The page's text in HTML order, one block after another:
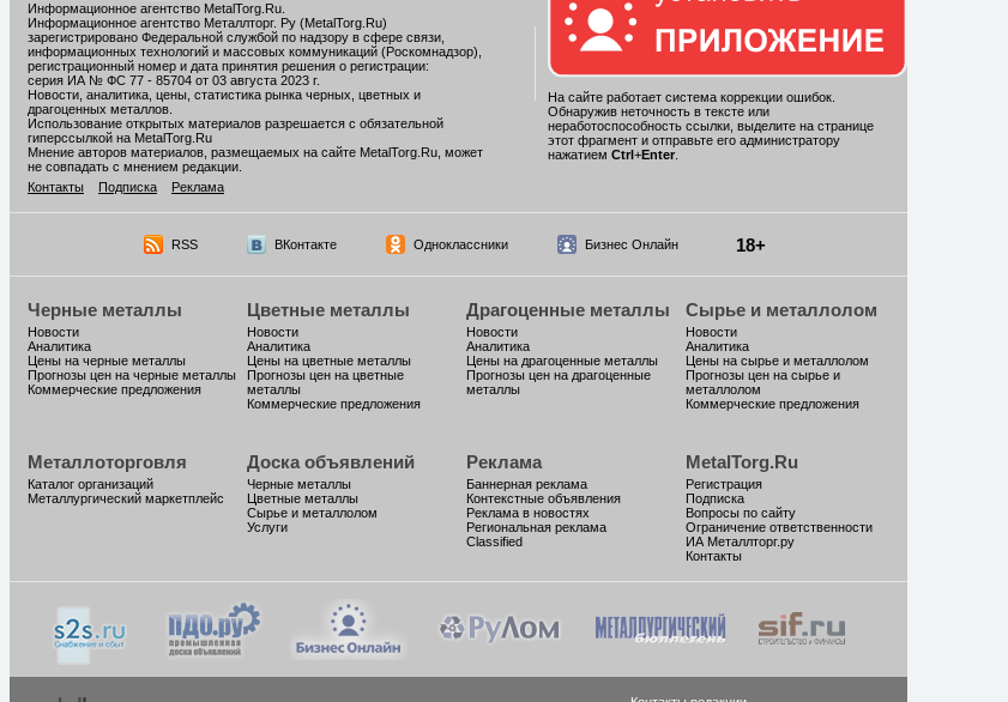
Информационное агентство MetalTorg.Ru
Информационное агентство Металлторг. Ру (MetalTorg.Ru)
зарегистрировано Федеральной службой по надзору в сфере связи,
информационных технологий и массовых коммуникаций (Роскомнадзор),
регистрационный номер и дата принятия решения о регистрации:
серия ИА № ФС 77 - 85704 от 03 августа 2023 г.
Новости, аналитика, цены, статистика рынка черных, цветных и
драгоценных металлов.
Использование открытых материалов разрешается с обязательной
гиперссылкой на MetalTorg.Ru
Мнение авторов материалов, размещаемых на сайте MetalTorg.Ru, может
не совпадать с мнением редакции.
Контакты
Подписка Реклама
На сайте работает система коррекции ошибок.
Обнаружив неточность в тексте или
неработоспособность ссылки, выделите на странице
этот фрагмент и отправьте его администратору
нажатием Ctrl +Enter.
RSS ВКонтакте Одноклассники Бизнес Онлайн 18+
Черные металлы
Новости
Аналитика
Цены на черные металлы
Прогнозы цен на черные металлы
Коммерческие предложения
Цветные металлы
Новости
Аналитика
Цены на цветные металлы
Прогнозы цен на цветные
металлы
Коммерческие предложения
Драгоценные металлы
Новости
Аналитика
Цены на драгоценные металлы
Прогнозы цен на драгоценные
металлы
Сырье и металлолом
Новости
Аналитика
Цены на сырье и металлолом
Прогнозы цен на сырье и
металлолом
Коммерческие предложения
Металлоторговля
Каталог организаций
Металлургический маркетплейс
Доска объявлений
Черные металлы
Цветные металлы
Сырье и металлолом
Услуги
Реклама
Баннерная реклама
Контекстные объявления
Реклама в новостях
Региональная реклама
Classified
MetalTorg.Ru
Регистрация
Подписка
Вопросы по сайту
Ограничение ответственности
ИА Металлторг.ру
Контакты